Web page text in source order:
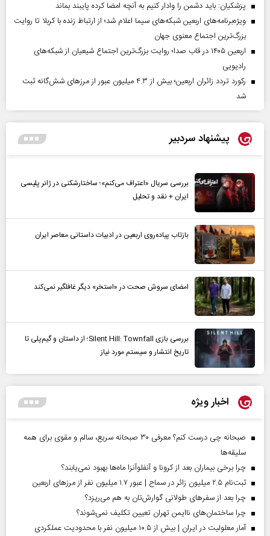
پزشکیان: باید دشمن را وادار کنیم به آنچه امضا کرده پایبند بماند
ویژه‌برنامه‌های اربعین شبکه‌های سیما اعلام شد؛ از ارتباط زنده با کربلا تا روایت
بزرگ‌ترین اجتماع معنوی جهان
اربعین ۱۴۰۵ در قاب صدا؛ روایت بزرگ‌ترین اجتماع شیعیان از شبکه‌های
رادیویی
رکورد تردد زائران اربعین؛ بیش از ۴.۳ میلیون عبور از مرزهای شش‌گانه ثبت
شد
پیشنهاد سردبیر
بررسی سریال «اعتراف می‌کنم»؛ ساختارشکنی در ژانر پلیسی
ایران + نقد و تحلیل
بازتاب پیاده‌روی اربعین در ادبیات داستانی معاصر ایران
امضای سروش صحت در «استخر» دیگر غافلگیر نمی‌کند
بررسی بازی Silent Hill: Townfall؛ از داستان و گیم‌پلی تا
تاریخ انتشار و سیستم مورد نیاز
اخبار ویژه
صبحانه چی درست کنم؟ معرفی ۳۰ صبحانه سریع، سالم و مقوی برای همه
سلیقه‌ها
چرا برخی بیماران بعد از کرونا و آنفلوآنزا ماه‌ها بهبود نمی‌یابند؟
ثبت‌نام ۲.۵ میلیون زائر در سماح | عبور ۱.۷ میلیون نفر از مرز‌های اربعین
چرا بعد از سفرهای طولانی گوارش‌تان به هم می‌ریزد؟
چرا ساختمان‌های ناایمن تهران تعیین تکلیف نمی‌شوند؟
آمار معلولیت در ایران | بیش از ۱۰.۵ میلیون نفر با محدودیت عملکردی